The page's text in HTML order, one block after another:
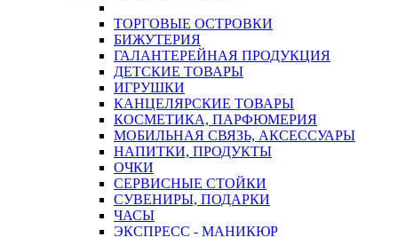
ТОРГОВЫЕ ОСТРОВКИ
БИЖУТЕРИЯ
ГАЛАНТЕРЕЙНАЯ ПРОДУКЦИЯ
ДЕТСКИЕ ТОВАРЫ
ИГРУШКИ
КАНЦЕЛЯРСКИЕ ТОВАРЫ
КОСМЕТИКА, ПАРФЮМЕРИЯ
МОБИЛЬНАЯ СВЯЗЬ, АКСЕССУАРЫ
НАПИТКИ, ПРОДУКТЫ
ОЧКИ
СЕРВИСНЫЕ СТОЙКИ
СУВЕНИРЫ, ПОДАРКИ
ЧАСЫ
ЭКСПРЕСС - МАНИКЮР